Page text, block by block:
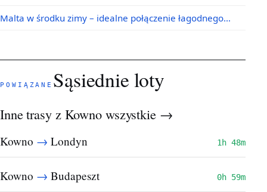
Malta w środku zimy – idealne połączenie łagodnego…
POWIĄZANE Sąsiednie loty
Inne trasy z Kowno wszystkie →
Kowno → Londyn 1h 48m
Kowno → Budapeszt 0h 59m